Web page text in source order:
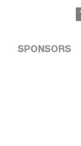
SPONSORS